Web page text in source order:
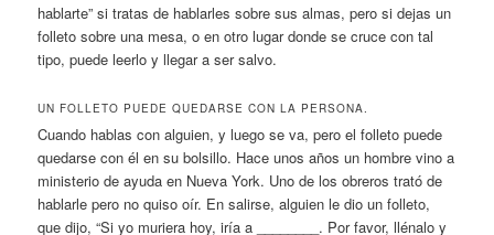
hablarte” si tratas de hablarles sobre sus almas, pero si dejas un
folleto sobre una mesa, o en otro lugar donde se cruce con tal
tipo, puede leerlo y llegar a ser salvo.
UN FOLLETO PUEDE QUEDARSE CON LA PERSONA.
Cuando hablas con alguien, y luego se va, pero el folleto puede
quedarse con él en su bolsillo. Hace unos años un hombre vino a
ministerio de ayuda en Nueva York. Uno de los obreros trató de
hablarle pero no quiso oír. En salirse, alguien le dio un folleto,
que dijo, “Si yo muriera hoy, iría a ________. Por favor, llénalo y